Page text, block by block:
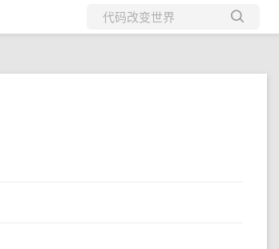
当前博客